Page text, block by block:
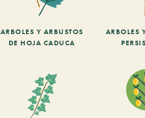
ARBOLES Y ARBUSTOS
DE HOJA CADUCA
ARBOLES